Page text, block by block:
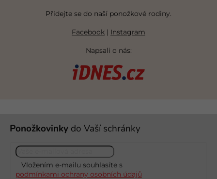
Přidejte se do naší ponožkové rodiny.
Facebook | Instagram
Napsali o nás:
Ponožkovinky do Vaší schránky
Vložením e-mailu souhlasíte s
podmínkami ochrany osobních údajů